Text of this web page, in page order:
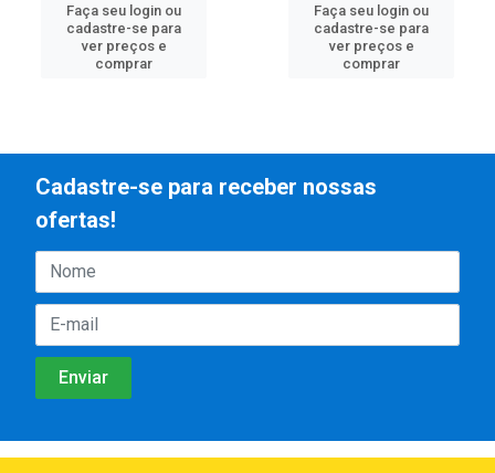
Faça seu login ou
cadastre-se para
ver preços e
comprar
Faça seu login ou
cadastre-se para
ver preços e
comprar
Cadastre-se para receber nossas
ofertas!